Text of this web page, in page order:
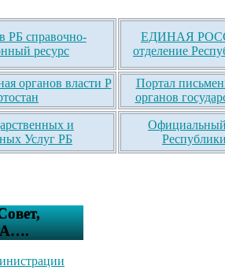
РБ справочно-
ресурс
ЕДИНАЯ
отделение
органов власти Р
Портал
органов
и
Услуг РБ
Официальный